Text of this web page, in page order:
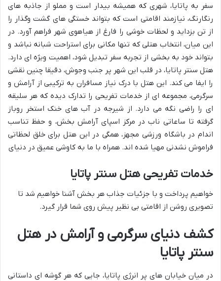
سفر به پاتایا، شهری که همیشه بیدار است و مملو از جاذبه های
رنگارنگ، نیازمند اقامتی است که بتواند خستگی های گشت وگذار را
از تن بزداید و لحظات خوشی را فارغ از هیاهوی شهر فراهم آورد. در
این میان، انتخاب هتلی که تنها مکانی برای استراحت شبانه نباشد و
بتواند خود به بخشی از تجربه سفر تبدیل شود، اهمیت ویژه ای دارد.
هتل سنتر پاتایا، در قلب این شهر پر جنب وجوش، دقیقا چنین نقشی
را ایفا می کند. این هتل با درک نیاز مسافران به ترکیبی از آرامش و
سرگرمی، مجموعه ای از خدمات تفریحی را تدارک دیده که هر سلیقه
ای را راضی نگه می دارد. از شیرجه در آب های خنک استخر روباز
گرفته تا ساعاتی ناب در مرکز اسپای آرامش بخش، و حفظ تناسب
اندام در باشگاه ورزشی مجهز، همگی در این هتل برای خلق لحظاتی
فراموش نشدنی مهیا شده اند. همراه با ما به کاوشی عمیق در دنیای
خدمات تفریحی هتل سنتر پاتایا
خواهیم پرداخت و با جزئیات جذاب هر بخش آشنا خواهیم شد تا
تصویری روشن از اقامتی بی نظیر پیش روی شما قرار گیرد.
کشف دنیای سرگرمی و آرامش در هتل
سنتر پاتایا
در میان خیابان های پر انرژی پاتایا، جایی که هر گوشه ای داستانی